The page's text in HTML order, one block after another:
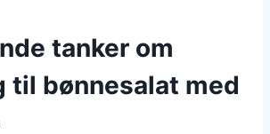
tanker om
til bønnesalat med